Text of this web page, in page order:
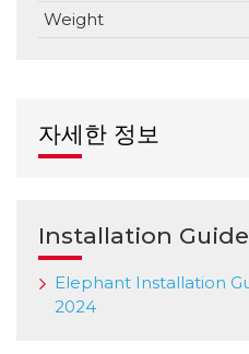
Weight
자세한 정보
Installation
Elephant Installation
2024